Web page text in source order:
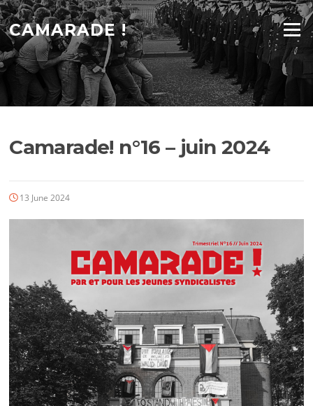
Skip
to
content
CAMARADE ! Menu
Camarade! n°16 – juin 2024
13 June 2024